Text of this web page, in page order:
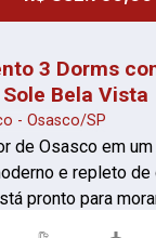
e localização
3 Dorms
Bela Vista
- Osasco/SP
de Osasco em
e repleto de
pronto para